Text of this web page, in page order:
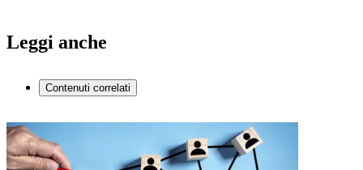
Leggi anche
Contenuti correlati